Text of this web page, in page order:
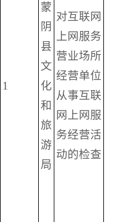
1
蒙
阴
县
文
化
和
旅
游
局
对互联网
上网服务
营业场所
经营单位
从事互联
网上网服
务经营活
动的检查